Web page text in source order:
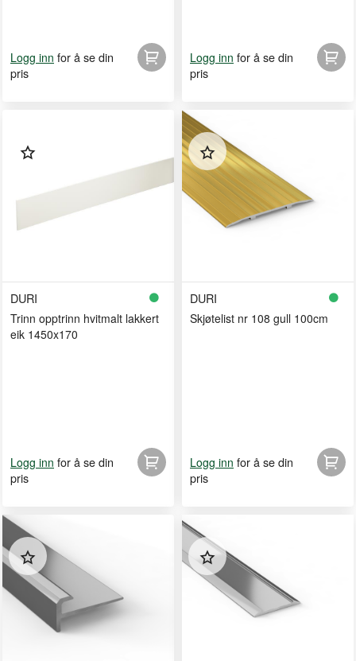
Logg inn for å se din
pris
Logg inn for å se din
pris
DURI
Trinn opptrinn hvitmalt lakkert
eik 1450x170
Logg inn for å se din
pris
DURI
Skjøtelist nr 108 gull 100cm
Logg inn for å se din
pris